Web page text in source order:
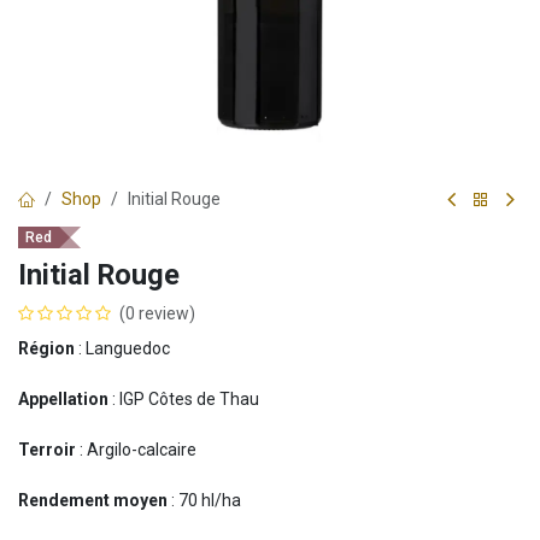
Shop Initial Rouge
Red
Initial Rouge
(0 review)
Région : Languedoc
Appellation : IGP Côtes de Thau
Terroir : Argilo-calcaire
Rendement moyen : 70 hl/ha